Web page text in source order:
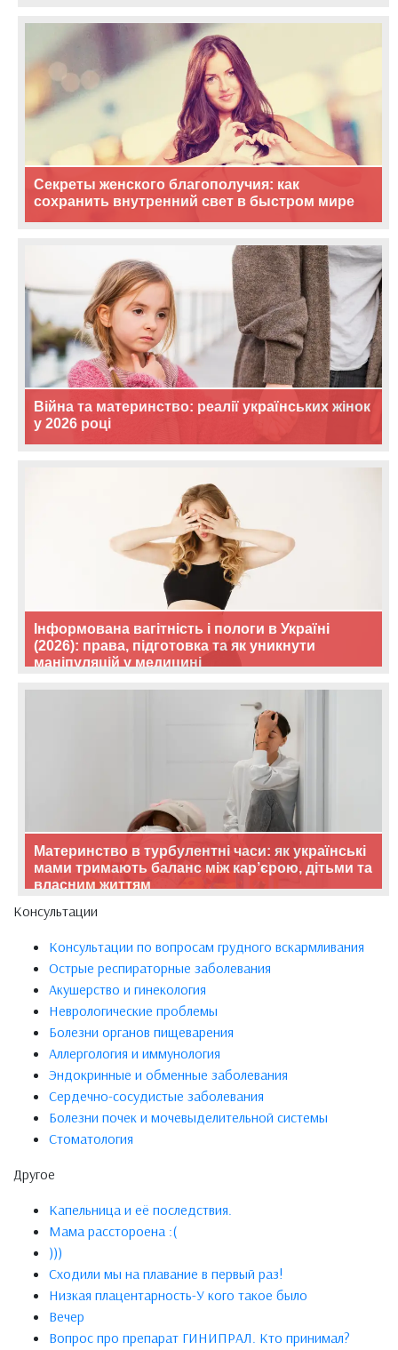
Секреты женского благополучия: как
сохранить внутренний свет в быстром мире
Війна та материнство: реалії українських жінок
у 2026 році
Інформована вагітність і пологи в Україні
(2026): права, підготовка та як уникнути
маніпуляцій у медицині
Материнство в турбулентні часи: як українські
мами тримають баланс між кар’єрою, дітьми та
власним життям
Консультации
Консультации по вопросам грудного вскармливания
Острые респираторные заболевания
Акушерство и гинекология
Неврологические проблемы
Болезни органов пищеварения
Аллергология и иммунология
Эндокринные и обменные заболевания
Сердечно-сосудистые заболевания
Болезни почек и мочевыделительной системы
Стоматология
Другое
Капельница и её последствия.
Мама расстороена :(
)))
Сходили мы на плавание в первый раз!
Низкая плацентарность-У кого такое было
Вечер
Вопрос про препарат ГИНИПРАЛ. Кто принимал?